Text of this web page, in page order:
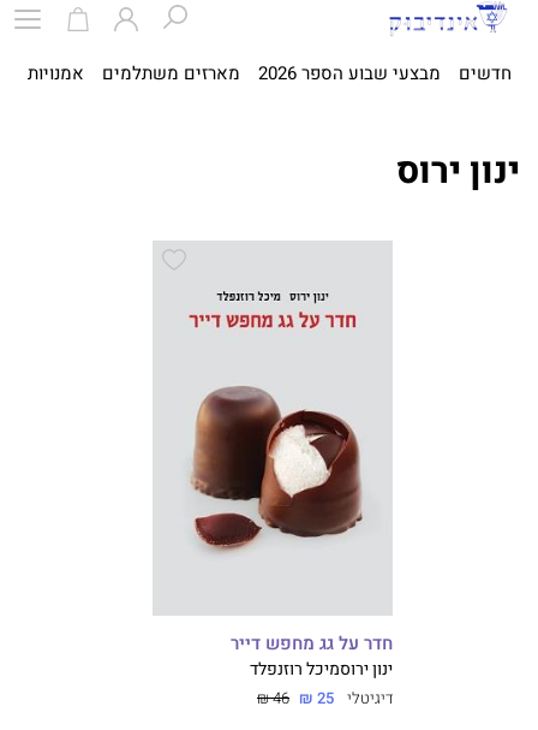
חדשים מבצעי שבוע הספר 2026 מארזים משתלמים אמנויות
ינון ירוס
חדר על גג מחפש דייר
ינון ירוסמיכל רוזנפלד
דיגיטלי 25 ₪
46 ₪